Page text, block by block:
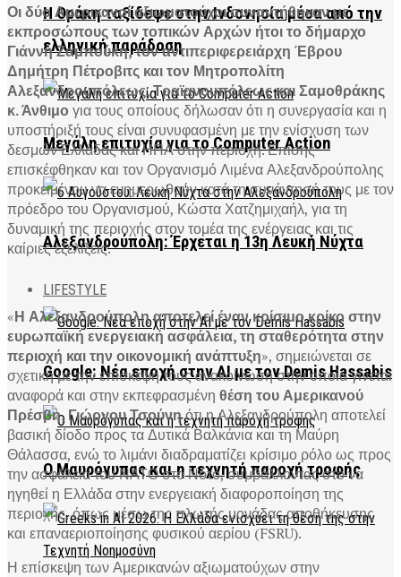
Η Θράκη ταξίδεψε στην Ινδονησία μέσα από την
ελληνική παράδοση
Μεγάλη επιτυχία για το Computer Action
Αλεξανδρούπολη: Έρχεται η 13η Λευκή Νύχτα
LIFESTYLE
Google: Νέα εποχή στην AI με τον Demis Hassabis
Ο Μαυρόγυπας και η τεχνητή παροχή τροφής
Οι δύο Αμερικανοί αξιωματούχοι συναντήθηκαν με
εκπροσώπους των τοπικών Αρχών ήτοι το δήμαρχο
Γιάννη Ζαμπούκη, τον αντιπεριφερειάρχη Έβρου
Δημήτρη Πέτροβιτς και τον Μητροπολίτη
Αλεξανδρουπόλεως, Τραϊανουπόλεως και Σαμοθράκης
κ. Άνθιμο για τους οποίους δήλωσαν ότι η συνεργασία και η
υποστήριξή τους είναι συνυφασμένη με την ενίσχυση των
δεσμών Ελλάδας και ΗΠΑ στην περιοχή. Επίσης
επισκέφθηκαν και τον Οργανισμό Λιμένα Αλεξανδρούπολης
προκειμένου να ενημερωθούν κατά τη συνάντησή τους με τον
πρόεδρο του Οργανισμού, Κώστα Χατζημιχαήλ, για τη
δυναμική της περιοχής στον τομέα της ενέργειας και τις
καίριες εξελίξεις.
«Η Αλεξανδρούπολη αποτελεί έναν κρίσιμο κρίκο στην
ευρωπαϊκή ενεργειακή ασφάλεια, τη σταθερότητα στην
περιοχή και την οικονομική ανάπτυξη», σημειώνεται σε
σχετική με την επίσκεψή τους ανακοίνωση στην οποία γίνεται
αναφορά και στην εκπεφρασμένη θέση του Αμερικανού
Πρέσβη, Γιώργου Τσούνηότι η Αλεξανδρούπολη αποτελεί
βασική δίοδο προς τα Δυτικά Βαλκάνια και τη Μαύρη
Θάλασσα, ενώ το λιμάνι διαδραματίζει κρίσιμο ρόλο ως προς
την ασφάλεια του ΝΑΤΟ στο Νότο, συμβάλλοντας στο να
ηγηθεί η Ελλάδα στην ενεργειακή διαφοροποίηση της
περιοχής, όπως μέσω της πλωτής μονάδας αποθήκευσης
και επαναεριοποίησης φυσικού αερίου (FSRU).
Η επίσκεψη των Αμερικανών αξιωματούχων στην